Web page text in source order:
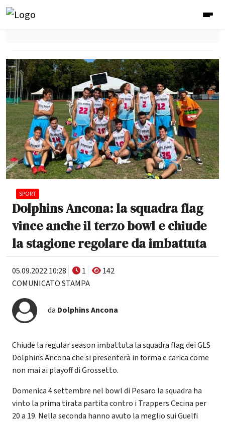
SPORT
Dolphins Ancona: la squadra flag
vince anche il terzo bowl e chiude
la stagione regolare da imbattuta
05.09.2022 10:28 1
142
COMUNICATO STAMPA
da Dolphins Ancona
Chiude la regular season imbattuta la squadra flag dei GLS
Dolphins Ancona che si presenterà in forma e carica come
non mai ai playoff di Grossetto.
Domenica 4 settembre nel bowl di Pesaro la squadra ha
vinto la prima tirata partita contro i Trappers Cecina per
20 a 19. Nella seconda hanno avuto la meglio sui Guelfi